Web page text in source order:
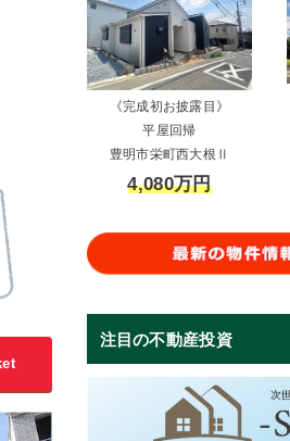
《完成初お披露目》
平屋回帰
豊明市栄町西大根Ⅱ
4,080万円
注目の不動産投資